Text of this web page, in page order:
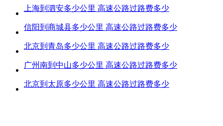
上海到泗安多少公里 高速公路过路费多少
信阳到商城县多少公里 高速公路过路费多少
北京到青岛多少公里 高速公路过路费多少
广州南到中山多少公里 高速公路过路费多少
北京到太原多少公里 高速公路过路费多少